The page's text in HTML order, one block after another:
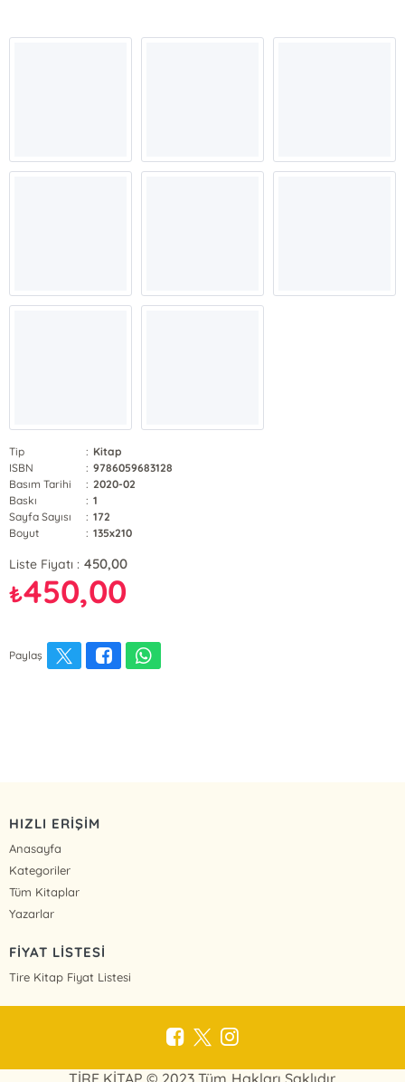
Tip : Kitap
ISBN
: 9786059683128
Basım Tarihi
: 2020-02
Baskı
: 1
Sayfa Sayısı
: 172
Boyut
: 135x210
Liste Fiyatı : 450,00
₺450,00
Paylaş
HIZLI ERİŞİM
Anasayfa
Kategoriler
Tüm Kitaplar
Yazarlar
FİYAT LİSTESİ
Tire Kitap Fiyat Listesi
TİRE KİTAP © 2023 Tüm Hakları Saklıdır.